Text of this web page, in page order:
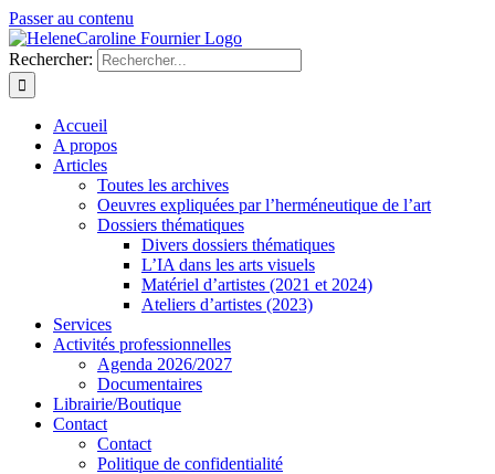
Passer au contenu
Rechercher:
Accueil
A propos
Articles
Toutes les archives
Oeuvres expliquées par l’herméneutique de l’art
Dossiers thématiques
Divers dossiers thématiques
L’IA dans les arts visuels
Matériel d’artistes (2021 et 2024)
Ateliers d’artistes (2023)
Services
Activités professionnelles
Agenda 2026/2027
Documentaires
Librairie/Boutique
Contact
Contact
Politique de confidentialité